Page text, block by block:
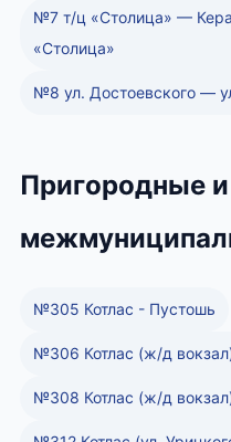
№7 т/ц «Столица» —
«Столица»
№8 ул. Достоевского —
Пригородные и
№305 Котлас - Пустошь
№306 Котлас (ж/д
№308 Котлас (ж/д